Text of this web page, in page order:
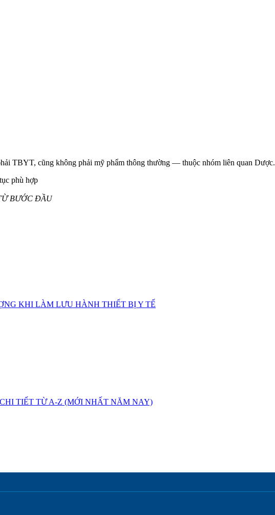
TBYT, cũng không phải mỹ phẩm thông thường — thuộc nhóm liên quan Dược.
phù hợp
BƯỚC ĐẦU
KHI LÀM LƯU HÀNH THIẾT BỊ Y TẾ
TIẾT TỪ A-Z (MỚI NHẤT NĂM NAY)